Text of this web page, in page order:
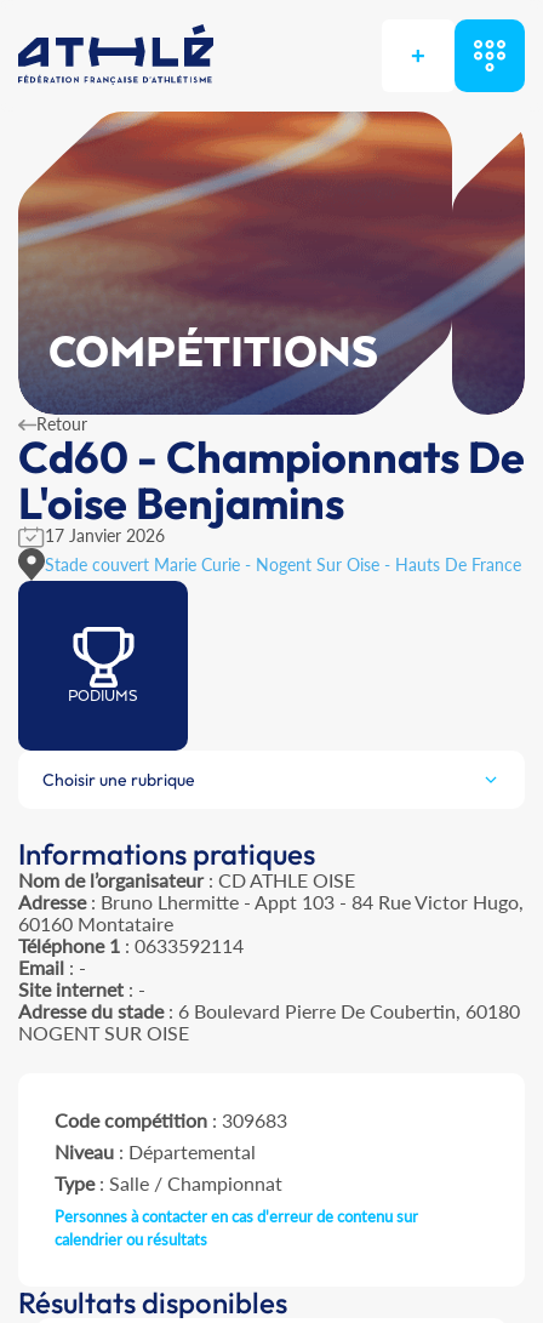
+
COMPÉTITIONS
Retour
Cd60 - Championnats De
L'oise Benjamins
17 Janvier 2026
Stade couvert Marie Curie - Nogent Sur Oise - Hauts De France
PODIUMS
Choisir une rubrique
Informations pratiques
Nom de l’organisateur: CD ATHLE OISE
Adresse: Bruno Lhermitte - Appt 103 - 84 Rue Victor Hugo,
60160 Montataire
Téléphone 1 : 0633592114
Email : -
Site internet : -
Adresse du stade: 6 Boulevard Pierre De Coubertin, 60180
NOGENT SUR OISE
Code compétition : 309683
Niveau : Départemental
Type: Salle / Championnat
Personnes à contacter en cas d'erreur de contenu sur
calendrier ou résultats
Résultats disponibles